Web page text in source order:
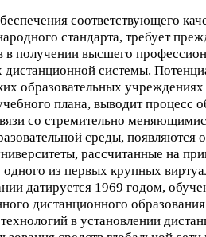
соответствующего
стандарта, требует
в получении высшего
системы.
образовательных
плана, выводит процесс
со стремительно
среды, появляются
рассчитанные на
одного из первых крупных
датируется 1969 годом,
дистанционного
в установлении